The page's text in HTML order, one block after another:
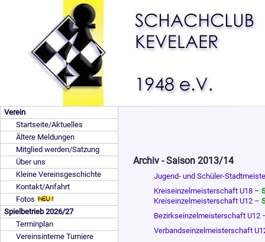
Verein
Startseite/Aktuelles
Ältere Meldungen
Mitglied werden/Satzung
Über uns
Kleine Vereinsgeschichte
Kontakt/Anfahrt
Fotos
Spielbetrieb 2026/27
Terminplan
Vereinsinterne Turniere
Archiv - Saison 2013/14
Jugend- und Schüler-
Kreiseinzelmeisterschaft U18 –
Kreiseinzelmeisterschaft U12 –
Bezirkseinzelmeisterschaft U12
Verbandseinzelmeisterschaft